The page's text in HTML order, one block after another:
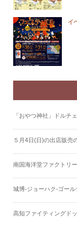
イ
「おやつ神社」ドルチ
５月4日(日)の出店販売
南国海洋堂ファクトリ
城博‐ジョーハク‐ゴー
高知ファイティングド